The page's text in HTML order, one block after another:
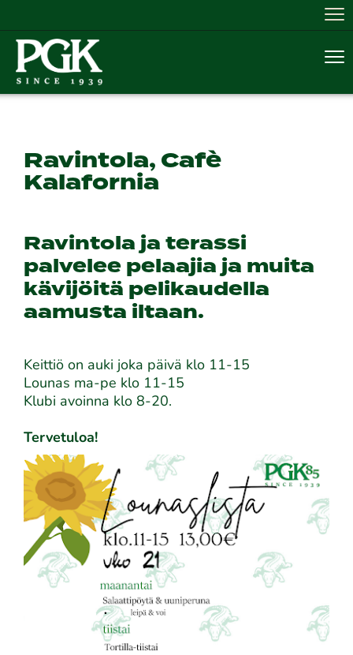
Ravintola, Cafè
Kalafornia
​​​​​​​Ravintola ja terassi
palvelee pelaajia ja muita
kävijöitä pelikaudella
aamusta iltaan.
Keittiö on auki joka päivä klo 11-15
​​​​​​​Lounas ma-pe klo 11-15
Klubi avoinna klo 8-20.
Tervetuloa!